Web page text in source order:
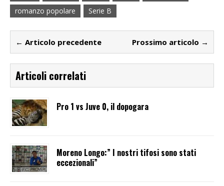
romanzo popolare
Serie B
← Articolo precedente Prossimo articolo →
Articoli correlati
Pro 1 vs Juve 0, il dopogara
Moreno Longo:” I nostri tifosi sono stati
eccezionali”